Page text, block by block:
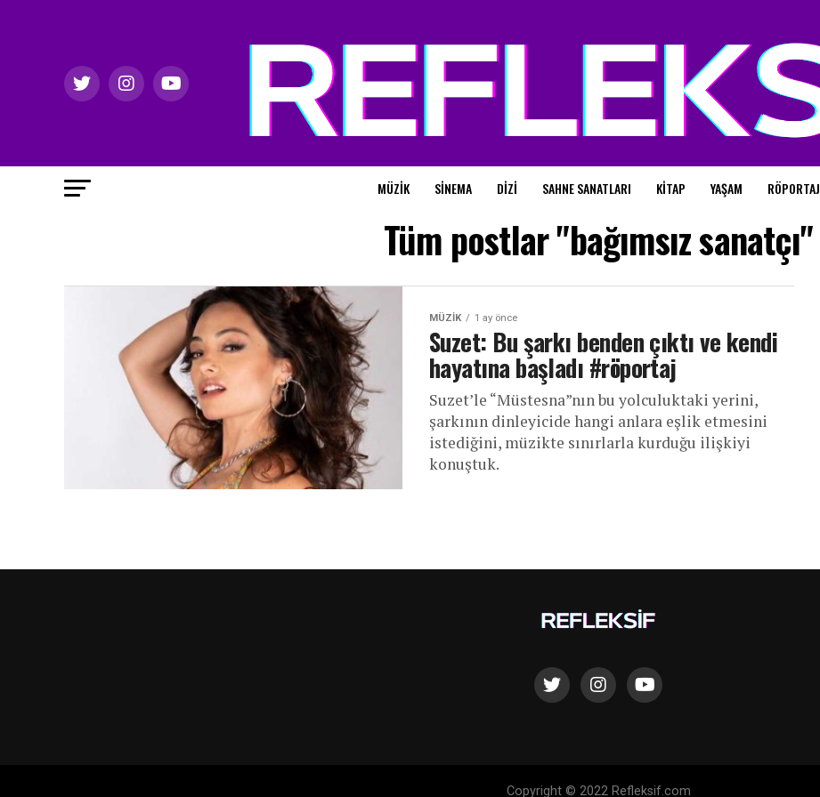
MÜZIK SINEMA DIZI SAHNE SANATLARI KITAP YAŞAM RÖPORTAJ
Tüm postlar "bağımsız sanatçı"
MÜZIK 1 ay önce
Suzet: Bu şarkı benden çıktı ve kendi
hayatına başladı #röportaj
Suzet’le “Müstesna”nın bu yolculuktaki yerini,
şarkının dinleyicide hangi anlara eşlik etmesini
istediğini, müzikte sınırlarla kurduğu ilişkiyi
konuştuk.
Copyright © 2022 Refleksif.com